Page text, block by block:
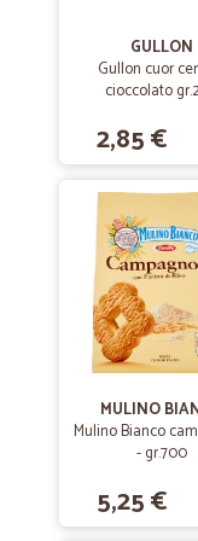
mi trovo molto bene
l'unicoappunto
con cicalia non mi
sono un assidua
sono tutti competitivi
GULLON
Gullon cuor
cioccolato
2,85 €
MULINO
Mulino Bianco
- gr.700
5,25 €